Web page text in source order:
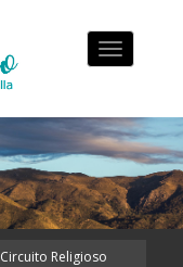
Toggle
navigation
Circuito Religioso